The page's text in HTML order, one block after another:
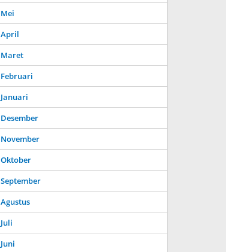
Mei
April
Maret
Februari
Januari
Desember
November
Oktober
September
Agustus
Juli
Juni